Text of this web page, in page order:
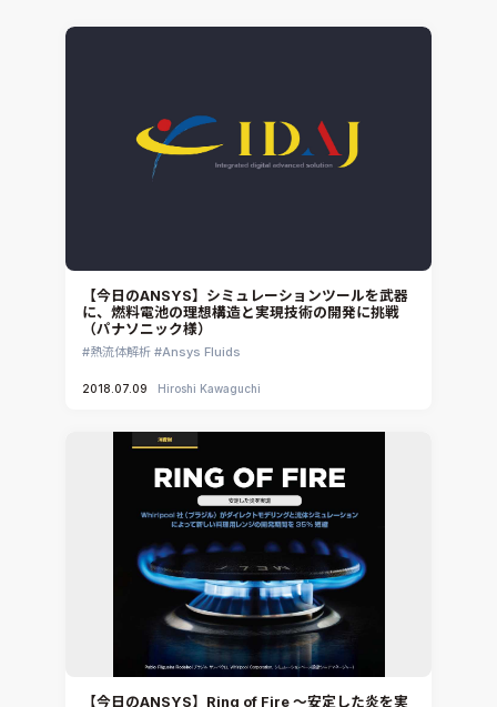
【今日のANSYS】シミュレーションツールを武器
に、燃料電池の理想構造と実現技術の開発に挑戦
（パナソニック様）
熱流体解析 Ansys Fluids
2018.07.09 Hiroshi Kawaguchi
【今日のANSYS】Ring of Fire ～安定した炎を実